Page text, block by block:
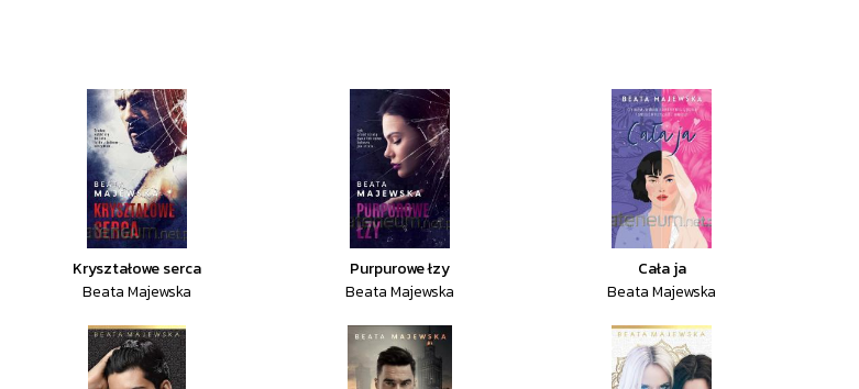
Kryształowe serca
Beata Majewska
Purpurowe łzy
Beata Majewska
Cała ja
Beata Majewska